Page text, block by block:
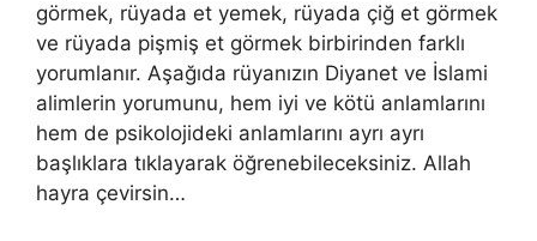
görmek, rüyada et yemek, rüyada çiğ et görmek
ve rüyada pişmiş et görmek birbirinden farklı
yorumlanır. Aşağıda rüyanızın Diyanet ve İslami
alimlerin yorumunu, hem iyi ve kötü anlamlarını
hem de psikolojideki anlamlarını ayrı ayrı
başlıklara tıklayarak öğrenebileceksiniz. Allah
hayra çevirsin…